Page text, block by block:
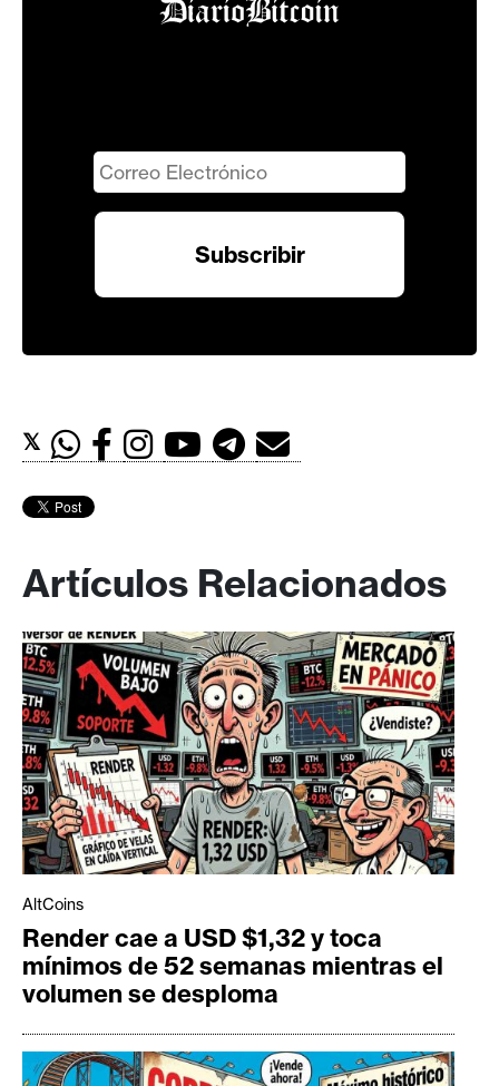
𝕏
Artículos Relacionados
AltCoins
Render cae a USD $1,32 y toca
mínimos de 52 semanas mientras el
volumen se desploma